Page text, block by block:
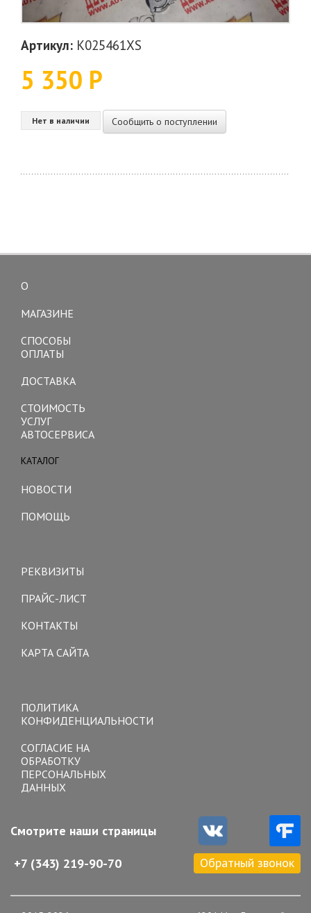
Артикул: K025461XS
5 350 Р
Нет в наличии Сообщить о поступлении
О
МАГАЗИНЕ
СПОСОБЫ
ОПЛАТЫ
ДОСТАВКА
СТОИМОСТЬ
УСЛУГ
АВТОСЕРВИСА
КАТАЛОГ
НОВОСТИ
ПОМОЩЬ
РЕКВИЗИТЫ
ПРАЙС-ЛИСТ
КОНТАКТЫ
КАРТА САЙТА
ПОЛИТИКА
КОНФИДЕНЦИАЛЬНОСТИ
СОГЛАСИЕ НА
ОБРАБОТКУ
ПЕРСОНАЛЬНЫХ
ДАННЫХ
Смотрите наши страницы
+7 (343) 219-90-70 Обратный звонок